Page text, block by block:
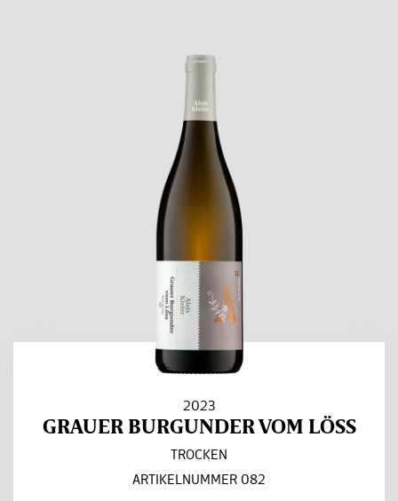
2023
GRAUER BURGUNDER VOM LÖSS
TROCKEN
ARTIKELNUMMER 082